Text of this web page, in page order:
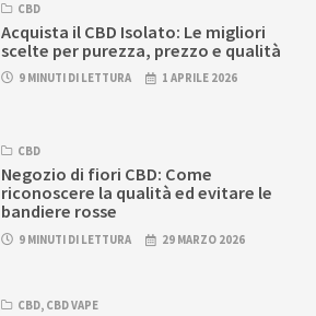
CBD
Acquista il CBD Isolato: Le migliori
scelte per purezza, prezzo e qualità
9 MINUTI DI LETTURA 1 APRILE 2026
CBD
Negozio di fiori CBD: Come
riconoscere la qualità ed evitare le
bandiere rosse
9 MINUTI DI LETTURA 29 MARZO 2026
CBD, CBD VAPE